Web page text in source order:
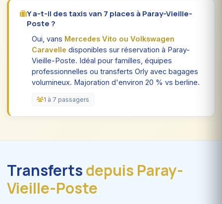
Y a-t-il des taxis van 7 places à Paray-Vieille-
Poste ?
Oui, vans Mercedes Vito ou Volkswagen
Caravelle disponibles sur réservation à Paray-
Vieille-Poste. Idéal pour familles, équipes
professionnelles ou transferts Orly avec bagages
volumineux. Majoration d'environ 20 % vs berline.
1 à 7 passagers
Transfertsdepuis Paray-
Vieille-Poste